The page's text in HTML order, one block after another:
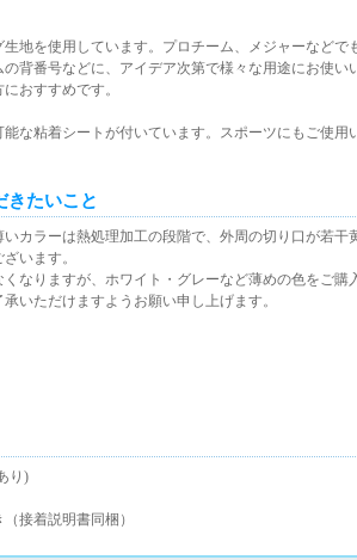
地を使用しています。プロチーム、メジャーなどで
背番号などに、アイデア次第で様々な用途にお使い
おすすめです。
な粘着シートが付いています。スポーツにもご使用
きたいこと
カラーは熱処理加工の段階で、外周の切り口が若干
います。
なりますが、ホワイト・グレーなど薄めの色をご購
いただけますようお願い申し上げます。
り)
接着説明書同梱）